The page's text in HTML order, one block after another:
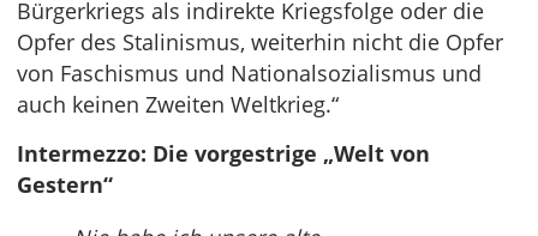
Bürgerkriegs als indirekte Kriegsfolge oder die
Opfer des Stalinismus, weiterhin nicht die Opfer
von Faschismus und Nationalsozialismus und
auch keinen Zweiten Weltkrieg.“
Intermezzo: Die vorgestrige „Welt von
Gestern“